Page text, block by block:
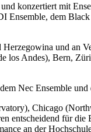
konzertiert mit
Ensemble, dem
und an
los Andes), Bern,
Nec Ensemble und
Chicago
entscheidend für
an der